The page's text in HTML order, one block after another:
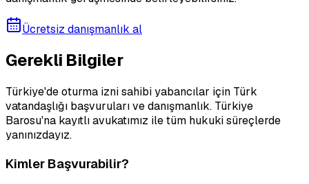
Ücretsiz danışmanlık al
Gerekli Bilgiler
Türkiye'de oturma izni sahibi yabancılar için Türk
vatandaşlığı başvuruları ve danışmanlık. Türkiye
Barosu'na kayıtlı avukatımız ile tüm hukuki süreçlerde
yanınızdayız.
Kimler Başvurabilir?